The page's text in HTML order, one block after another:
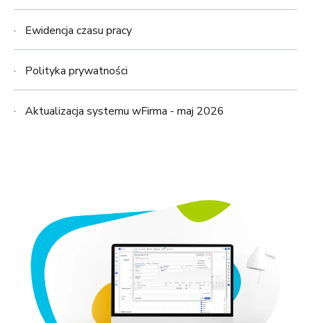
Ewidencja czasu pracy
Polityka prywatności
Aktualizacja systemu wFirma - maj 2026